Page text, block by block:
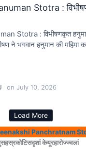
Stotra :
Stotra : विभीषणकृत
ने भगवान हनुमान की महिमा
onJuly 10, 2026
Load More
Panchratnam
केयूरहारोज्ज्वलां